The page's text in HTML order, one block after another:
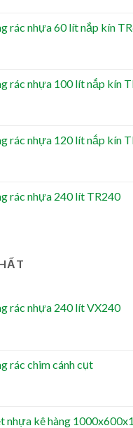
rác nhựa 60 lít nắp kín
rác nhựa 100 lít nắp kín
rác nhựa 120 lít nắp kín
rác nhựa 240 lít TR240
rác nhựa 240 lít VX240
rác chim cánh cụt
nhựa kê hàng